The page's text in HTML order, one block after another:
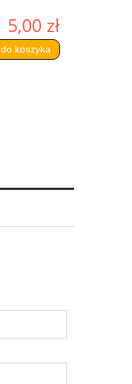
5,00 zł
do koszyka